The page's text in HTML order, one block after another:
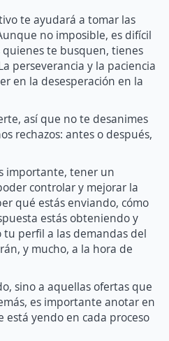
te ayudará a tomar las
no imposible, es difícil
te busquen, tienes
perseverancia y la paciencia
en la desesperación en la
así que no te desanimes
rechazos: antes o después,
importante, tener un
controlar y mejorar la
qué estás enviando, cómo
estás obteniendo y
perfil a las demandas del
y mucho, a la hora de
sino a aquellas ofertas que
es importante anotar en
está yendo en cada proceso